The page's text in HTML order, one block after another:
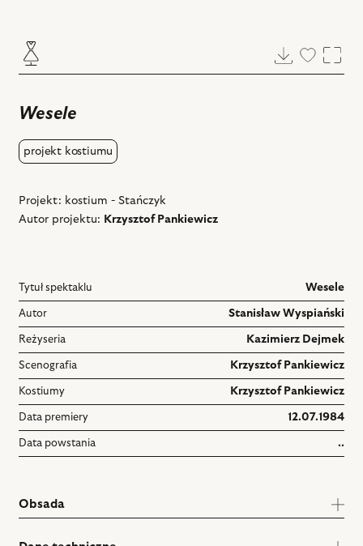
Pobierz
Dodaj
Wesele
projekt kostiumu
Projekt: kostium - Stańczyk
Autor projektu: Krzysztof Pankiewicz
Tytuł spektaklu Wesele
Autor Stanisław Wyspiański
Reżyseria Kazimierz Dejmek
Scenografia Krzysztof Pankiewicz
Kostiumy Krzysztof Pankiewicz
Data premiery 12.07.1984
Data powstania ..
Obsada